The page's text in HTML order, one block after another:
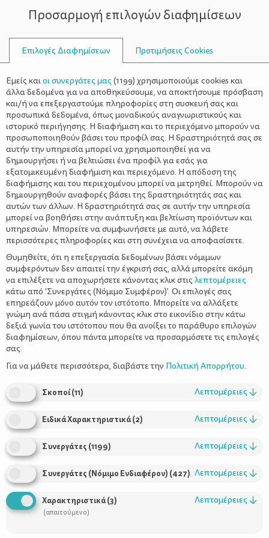
ΣΥΜΒΟΥΛΟΙ
ΔΊΓΛΩΣΣΑ ΠΑΙΔΙΆ
Δίγλωσσα παιδιά! Πώς να τα
βοηθήσουμε να μάθουν δύο μητρικές
Χρήσιμοι Σύνδεσμοι
Προσαρμογή επιλογών διαφημίσεων
Επιλογές Διαφημίσεων Προτιμήσεις Cookies
Εμείς καιοι συνεργάτες μας (1199) χρησιμοποιούμε cookies και
άλλα δεδομένα για να αποθηκεύσουμε, να αποκτήσουμε πρόσβαση
και/ή να επεξεργαστούμε πληροφορίες στη συσκευή σας και
προσωπικά δεδομένα, όπως μοναδικούς αναγνωριστικούς και
ιστορικό περιήγησης. Η διαφήμιση και το περιεχόμενο μπορούν να
προσωποποιηθούν βάσει του προφίλ σας. Η δραστηριότητά σας σε
αυτήν την υπηρεσία μπορεί να χρησιμοποιηθεί για να
δημιουργήσει ή να βελτιώσει ένα προφίλ για εσάς για
εξατομικευμένη διαφήμιση και περιεχόμενο. Η απόδοση της
διαφήμισης και του περιεχομένου μπορεί να μετρηθεί. Μπορούν να
δημιουργηθούν αναφορές βάσει της δραστηριότητάς σας και
αυτών των άλλων. Η δραστηριότητά σας σε αυτήν την υπηρεσία
μπορεί να βοηθήσει στην ανάπτυξη και βελτίωση προϊόντων και
υπηρεσιών. Μπορείτε να συμφωνήσετε με αυτό, να λάβετε
περισσότερες πληροφορίες και στη συνέχεια να αποφασίσετε.
Θυμηθείτε, ότι η επεξεργασία δεδομένων βάσει νόμιμων
συμφερόντων δεν απαιτεί την έγκρισή σας, αλλά μπορείτε ακόμη
να επιλέξετε να αποχωρήσετε κάνοντας κλικ στις λεπτομέρειες
κάτω από 'Συνεργάτες (Νόμιμο Συμφέρον)'. Οι επιλογές σας
επηρεάζουν μόνο αυτόν τον ιστότοπο. Μπορείτε να αλλάξετε
γνώμη ανά πάσα στιγμή κάνοντας κλικ στο εικονίδιο στην κάτω
δεξιά γωνία του ιστότοπου που θα ανοίξει το παράθυρο επιλογών
διαφημίσεων, όπου πάντα μπορείτε να προσαρμόσετε τις επιλογές
σας.
Για να μάθετε περισσότερα, διαβάστε την Πολιτική Απορρήτου.
Σκοποί(11) Λεπτομέρειες ↓
Ειδικά Χαρακτηριστικά(2) Λεπτομέρειες ↓
Συνεργάτες (1199) Λεπτομέρειες ↓
Συνεργάτες (Νόμιμο Ενδιαφέρον) (427) Λεπτομέρειες ↓
Χαρακτηριστικά(3)
(απαιτούμενο)
Λεπτομέρειες ↓